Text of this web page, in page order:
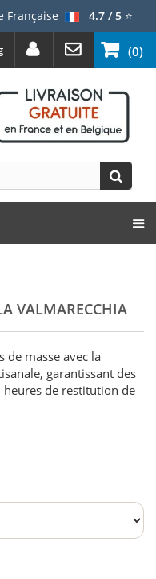
Française 4.7 / 5⭐
(0)
VALMARECCHIA
de masse avec la
garantissant des
de restitution de